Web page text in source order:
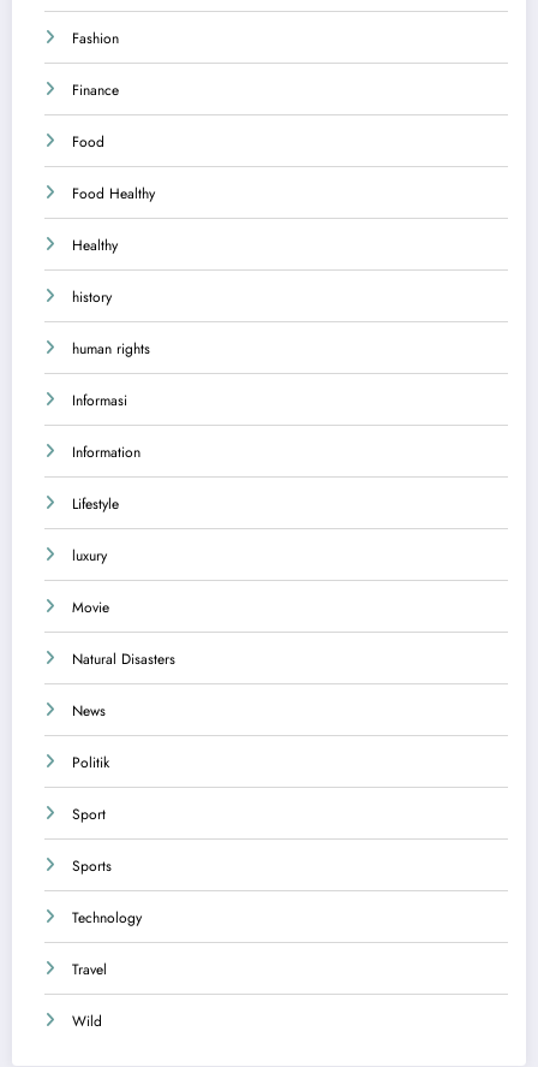
Fashion
Finance
Food
Food Healthy
Healthy
history
human rights
Informasi
Information
Lifestyle
luxury
Movie
Natural Disasters
News
Politik
Sport
Sports
Technology
Travel
Wild